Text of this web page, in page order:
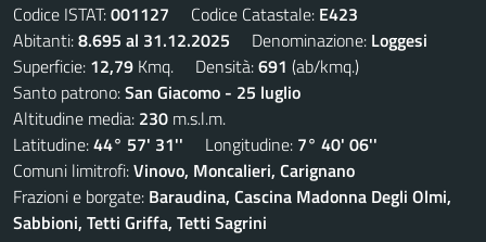
Codice ISTAT:001127 Codice Catastale: E423
Abitanti:8.695 al 31.12.2025 Denominazione: Loggesi
Superficie: 12,79 Kmq. Densità:691 (ab/kmq.)
Santo patrono:San Giacomo - 25 luglio
Altitudine media: 230 m.s.l.m.
Latitudine:44° 57' 31'' Longitudine: 7° 40' 06''
Comuni limitrofi:Vinovo, Moncalieri, Carignano
Frazioni e borgate: Baraudina, Cascina Madonna Degli Olmi,
Sabbioni, Tetti Griffa, Tetti Sagrini